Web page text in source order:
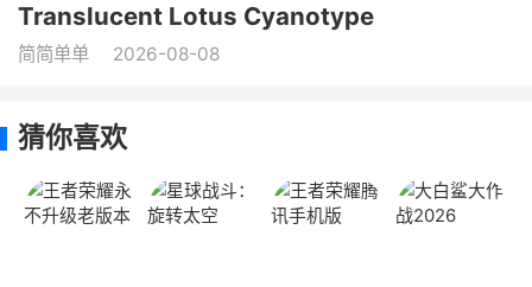
Translucent Lotus Cyanotype
简简单单 2026-08-08
猜你喜欢